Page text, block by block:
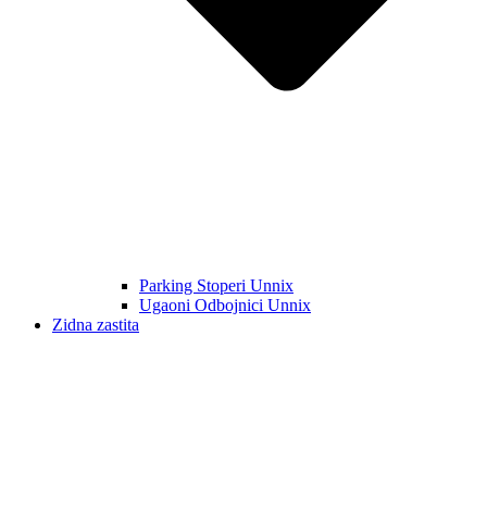
Parking Stoperi Unnix
Ugaoni Odbojnici Unnix
Zidna zastita